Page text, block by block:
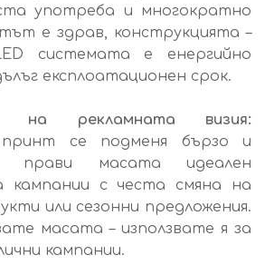
употреба и многократно
е здрав, конструкцията –
системата е енергийно
експлоатационен срок.
на рекламната визия:
се подменя бързо и
прави масата идеален
кампании с честа смяна на
или сезонни предложения.
масата – използвате я за
кампании.